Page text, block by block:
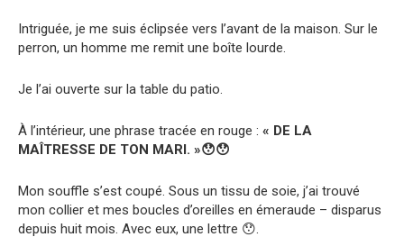
Intriguée, je me suis éclipsée vers l’avant de la maison. Sur le
perron, un homme me remit une boîte lourde.
Je l’ai ouverte sur la table du patio.
À l’intérieur, une phrase tracée en rouge : « DE LA
MAÎTRESSE DE TON MARI. »😯😯
Mon souffle s’est coupé. Sous un tissu de soie, j’ai trouvé
mon collier et mes boucles d’oreilles en émeraude – disparus
depuis huit mois. Avec eux, une lettre 😯.